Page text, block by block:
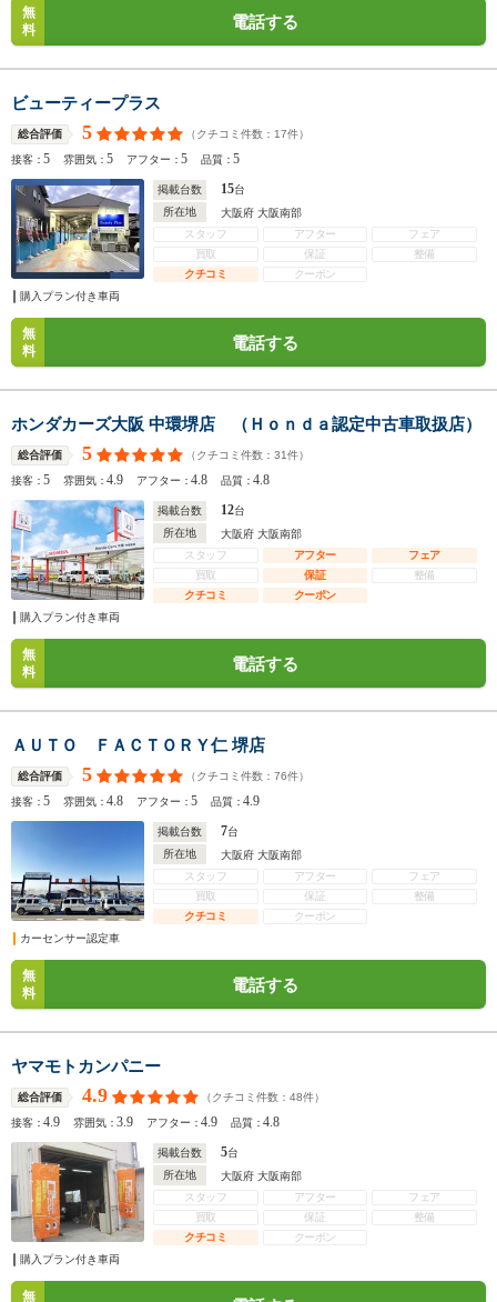
無
料
電話する
ビューティープラス
総合評価 5 （クチコミ件数： 17件）
接客：5 雰囲気：5 アフター：5 品質：5
掲載台数 15台
所在地
大阪府 大阪南部
スタッフ
アフター
フェア
買取
保証
整備
クチコミ
クーポン
購入プラン付き車両
無
料
電話する
ホンダカーズ大阪 中環堺店 （Ｈｏｎｄａ認定中古車取扱店）
総合評価 5 （クチコミ件数： 31件）
接客：5 雰囲気：4.9 アフター：4.8 品質：4.8
掲載台数 12台
所在地
大阪府 大阪南部
スタッフ
アフター
フェア
買取
保証
整備
クチコミ
クーポン
購入プラン付き車両
無
料
電話する
ＡＵＴＯ ＦＡＣＴＯＲＹ仁 堺店
総合評価 5 （クチコミ件数： 76件）
接客：5 雰囲気：4.8 アフター：5 品質：4.9
掲載台数 7台
所在地
大阪府 大阪南部
スタッフ
アフター
フェア
買取
保証
整備
クチコミ
クーポン
カーセンサー認定車
無
料
電話する
ヤマモトカンパニー
総合評価 4.9 （クチコミ件数： 48件）
接客：4.9 雰囲気：3.9 アフター：4.9 品質：4.8
掲載台数 5台
所在地
大阪府 大阪南部
スタッフ
アフター
フェア
買取
保証
整備
クチコミ
クーポン
購入プラン付き車両
無